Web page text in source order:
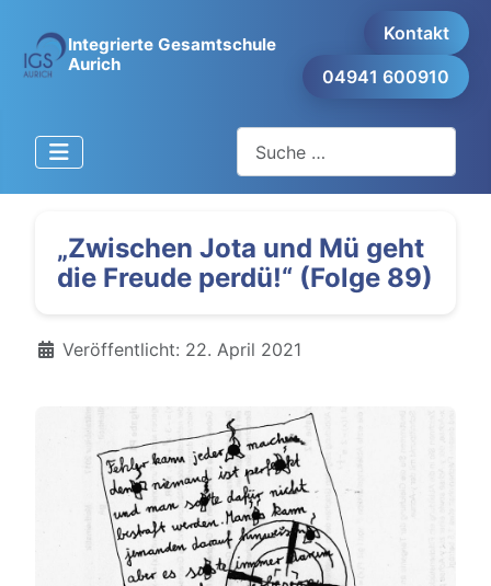
Integrierte Gesamtschule
Aurich
Kontakt
04941 600910
„Zwischen Jota und Mü geht
die Freude perdü!“ (Folge 89)
Details
Veröffentlicht: 22. April 2021